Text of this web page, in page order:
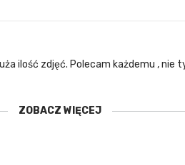
ilość zdjęć. Polecam każdemu , nie
ZOBACZ WIĘCEJ